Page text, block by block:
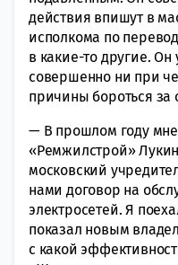
действия впишут в
исполкома по
в какие-то другие. Он
совершенно ни при
причины бороться
— В прошлом году
«Ремжилстрой»
московский
нами договор на
электросетей. Я
показал новым
с какой